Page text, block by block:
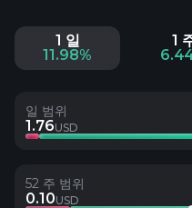
1 일
11.98%
1
일 범위
1.76USD
52 주 범위
0.10USD